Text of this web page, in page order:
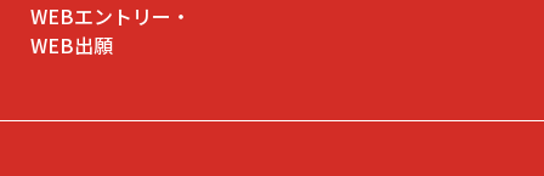
WEBエントリー・
WEB出願